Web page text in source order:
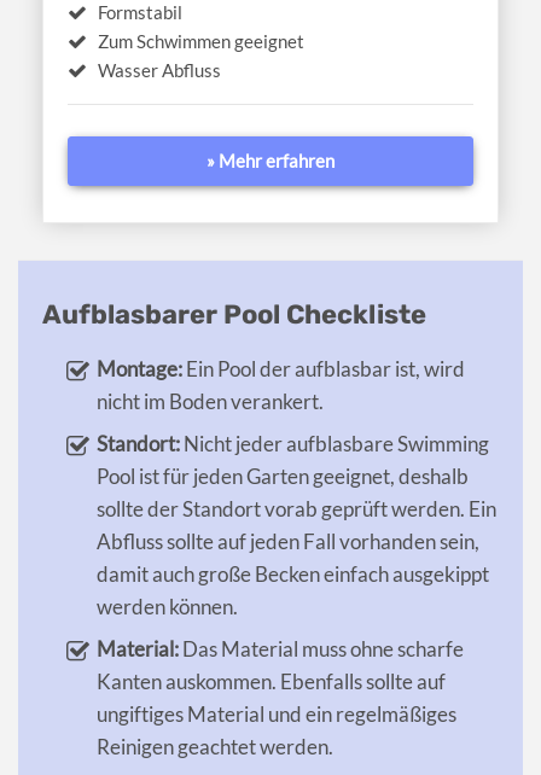
Formstabil
Zum Schwimmen geeignet
Wasser Abfluss
» Mehr erfahren
Aufblasbarer Pool Checkliste
Montage:Ein Pool der aufblasbar ist, wird
nicht im Boden verankert.
Standort:Nicht jeder aufblasbare Swimming
Pool ist für jeden Garten geeignet, deshalb
sollte der Standort vorab geprüft werden. Ein
Abfluss sollte auf jeden Fall vorhanden sein,
damit auch große Becken einfach ausgekippt
werden können.
Material:Das Material muss ohne scharfe
Kanten auskommen. Ebenfalls sollte auf
ungiftiges Material und ein regelmäßiges
Reinigen geachtet werden.